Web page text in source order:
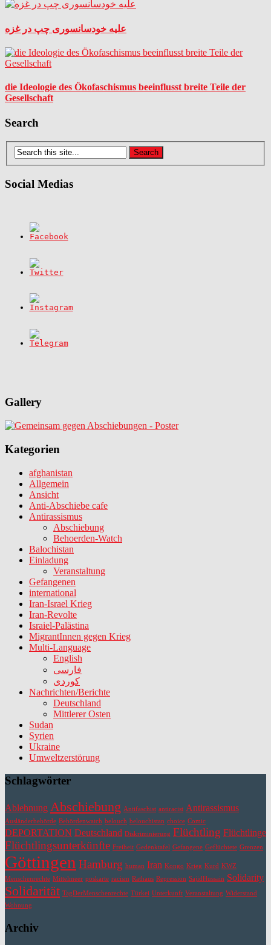
علیه خودسانسوری چپ در غزه
die Ideologie des Ökofaschismus beeinflusst breite Teile der
Gesellschaft
Search
Social Medias
Gallery
Kategorien
afghanistan
Allgemein
Ansicht
Anti-Abschiebe cafe
Antirassismus
Abschiebung
Behoerden-Watch
Balochistan
Einladung
Veranstaltung
Gefangenen
international
Iran-Israel Krieg
Iran-Revolte
Israiel-Palästina
MigrantInnen gegen Krieg
Multi-Language
English
فارسی
کوردی
Nachrichten/Berichte
Deutschland
Mittlerer Osten
Sudan
Syrien
Ukraine
Umweltzerstörung
Schlagwörter
Ablehnung Abschiebung Antifaschist antiracist Antirassismus
Ausländerbehörde Behördenwatch belouch belouchistan choice Comic
DEPORTATION Deutschland Diskriminierung Flüchtling Flüchtlinge
Flüchtlingsunterkünfte Freiheit Gedenktafel Gefangene Geflüchtete Grenzen
Göttingen Hamburg human Iran Kongo Krieg Kurd KWZ
Menschenrechte Mittelmeer poskarte racism Rathaus Repression SajidHussain Solidarity
Solidarität TagDerMenschenrechte Türkei Unterkunft Veranstaltung Widerstand
Wohnung
Archiv